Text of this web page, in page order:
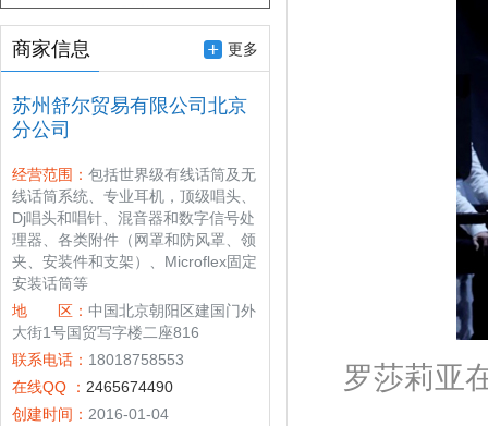
商家信息 更多
苏州舒尔贸易有限公司北京
分公司
经营范围： 包括世界级有线话筒及无
线话筒系统、专业耳机，顶级唱头、
Dj唱头和唱针、混音器和数字信号处
理器、各类附件（网罩和防风罩、领
夹、安装件和支架）、Microflex固定
安装话筒等
地 区： 中国北京朝阳区建国门外
大街1号国贸写字楼二座816
联系电话： 18018758553
在线QQ ： 2465674490
创建时间： 2016-01-04
罗莎莉亚